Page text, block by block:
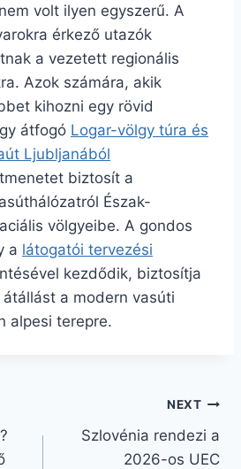
volt ilyen egyszerű. A
érkező utazók
a vezetett regionális
Azok számára, akik
kihozni egy rövid
átfogó Logar-völgy túra és
Ljubljanából
biztosít a
Észak-
völgyeibe. A gondos
a látogatói tervezési
kezdődik, biztosítja
a modern vasúti
alpesi terepre.
NEXT
Szlovénia rendezi a
2026-os UEC